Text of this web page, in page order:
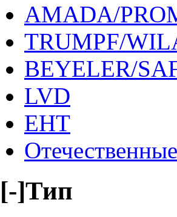
AMADA/
TRUMPF/
BEYELER/
LVD
EHT
[-]Тип